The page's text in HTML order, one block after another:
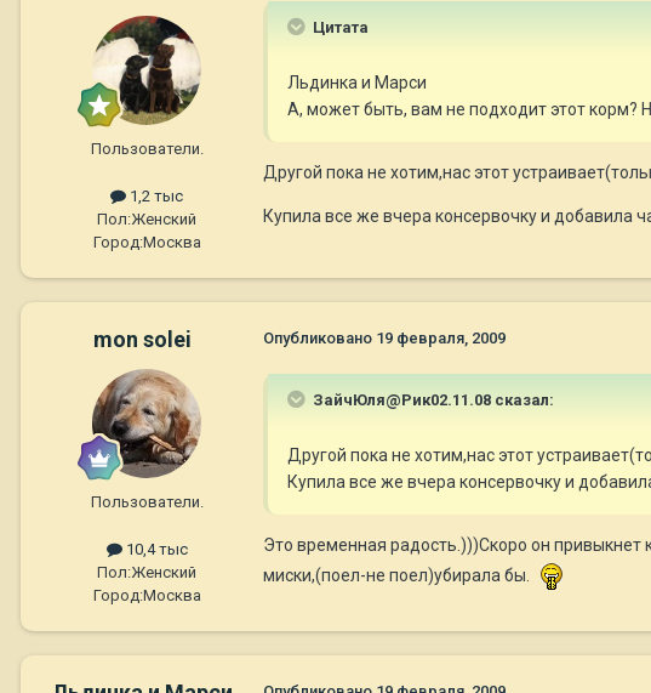
Пользователи.
1,2 тыс
Пол:Женский
Город:Москва
Цитата
Льдинка и Марси
А, может быть, вам не подходит этот корм?
Другой пока не хотим,нас этот
Купила все же вчера консервочку и добавила
mon solei
Пользователи.
10,4 тыс
Пол:Женский
Город:Москва
Опубликовано 19 февраля, 2009
ЗайчЮля@Рик02.11.08 сказал:
Другой пока не хотим,нас этот
Купила все же вчера консервочку и
Это временная радость.)))Скоро он привыкнет
миски,(поел-не поел)убирала бы.